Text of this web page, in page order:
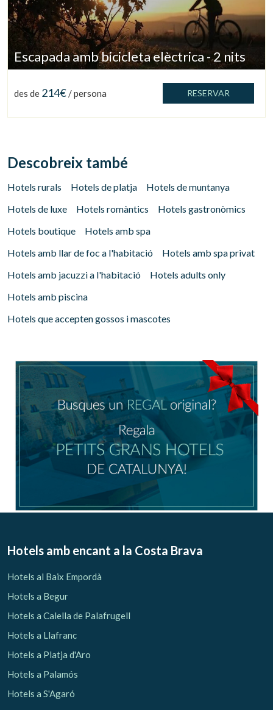
Escapada amb bicicleta elèctrica - 2 nits
des de 214€ / persona RESERVAR
Descobreix també
Hotels rurals Hotels de platja
Hotels de muntanya
Hotels de luxe
Hotels romàntics
Hotels gastronòmics
Hotels boutique
Hotels amb spa
Hotels amb llar de foc a l'habitació
Hotels amb spa privat
Hotels amb jacuzzi a l'habitació
Hotels adults only
Hotels amb piscina
Hotels que accepten gossos i mascotes
Hotels amb encant a la Costa Brava
Hotels al Baix Empordà
Hotels a Begur
Hotels a Calella de Palafrugell
Hotels a Llafranc
Hotels a Platja d'Aro
Hotels a Palamós
Hotels a S'Agaró